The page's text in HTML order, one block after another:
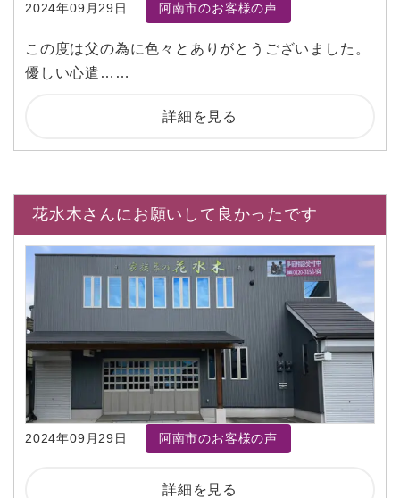
2024年09月29日 阿南市のお客様の声
この度は父の為に色々とありがとうございました。
優しい心遣……
詳細を見る
花水木さんにお願いして良かったです
2024年09月29日 阿南市のお客様の声
詳細を見る